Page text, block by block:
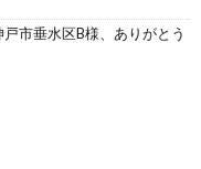
市垂水区B様、ありがとう